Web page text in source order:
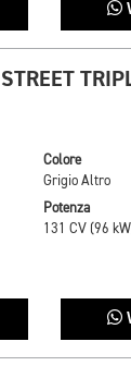
Colore
Grigio Altro
Potenza
131 CV (96